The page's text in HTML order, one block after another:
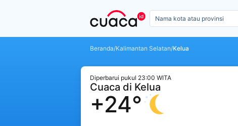
Beranda/Kalimantan Selatan/Kelua
Diperbarui pukul 23:00 WITA
Cuaca di Kelua
+24°